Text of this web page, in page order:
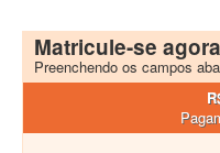
Matricule-se
Preenchendo os campos